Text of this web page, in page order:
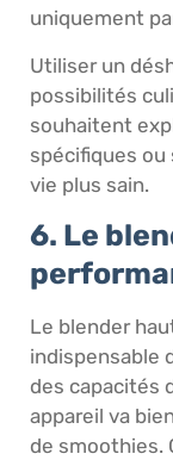
uniquement
Utiliser un
possibilités
souhaitent
spécifiques
vie plus sain.
6. Le
Le blender
indispensable
des capacités
appareil va
de smoothies.